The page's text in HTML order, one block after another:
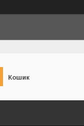
Кошик